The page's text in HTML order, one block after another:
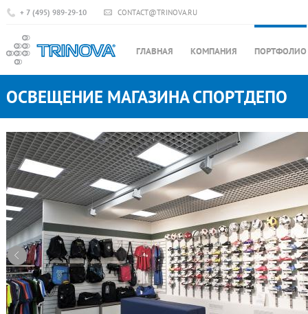
+ 7 (495) 989-29-10 CONTACT@TRINOVA.RU
ГЛАВНАЯ КОМПАНИЯ ПОРТФОЛИО
ОСВЕЩЕНИЕ МАГАЗИНА СПОРТДЕПО